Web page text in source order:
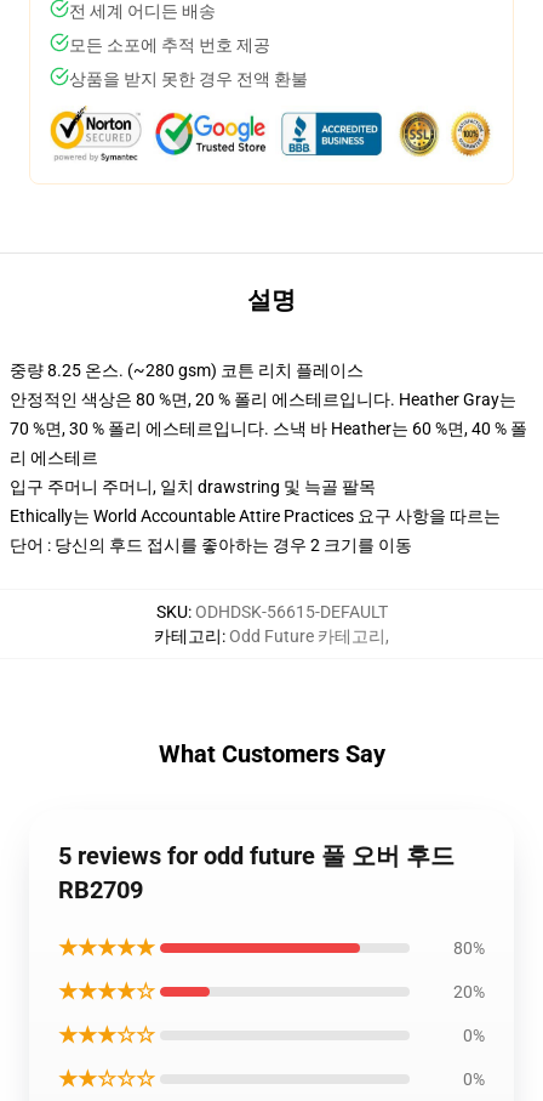
전 세계 어디든 배송
모든 소포에 추적 번호 제공
상품을 받지 못한 경우 전액 환불
설명
중량 8.25 온스. (~280 gsm) 코튼 리치 플레이스
안정적인 색상은 80 %면, 20 % 폴리 에스테르입니다. Heather Gray는
70 %면, 30 % 폴리 에스테르입니다. 스낵 바 Heather는 60 %면, 40 % 폴
리 에스테르
입구 주머니 주머니, 일치 drawstring 및 늑골 팔목
Ethically는 World Accountable Attire Practices 요구 사항을 따르는
단어 : 당신의 후드 접시를 좋아하는 경우 2 크기를 이동
SKU:ODHDSK-56615-DEFAULT
카테고리:Odd Future 카테고리,
What Customers Say
5 reviews for odd future 풀 오버 후드
RB2709
★★★★★ 80%
★★★★☆ 20%
★★★☆☆ 0%
★★☆☆☆ 0%